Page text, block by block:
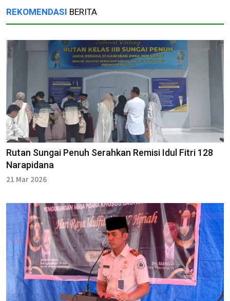
REKOMENDASI BERITA
Rutan Sungai Penuh Serahkan Remisi Idul Fitri 128
Narapidana
21 Mar 2026